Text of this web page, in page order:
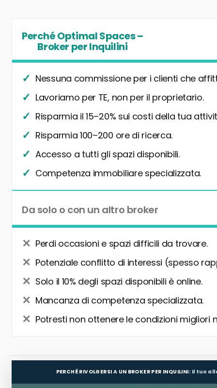
Perché Optimal Spaces –
Broker per Inquilini
Nessuna commissione per i clienti che
Lavoriamo per TE, non per il proprietario.
Risparmia il 15–20% sui costi della tua
Risparmia 100–200 ore di ricerca.
Accesso a tutti gli spazi disponibili.
Competenza immobiliare specializzata.
Da solo o con un altro broker
Perdi occasioni e spazi difficili da trovare.
Potenziale conflitto di interessi (spesso
Solo il 10% degli spazi disponibili è online.
Mancanza di competenza specializzata.
Potresti non ottenere le condizioni migliori
PERCHÉ RIVOLGERSI A UN BROKER PER INQUILINI: Il tuo